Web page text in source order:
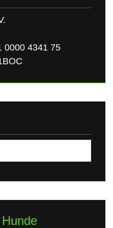
0000 4341 75